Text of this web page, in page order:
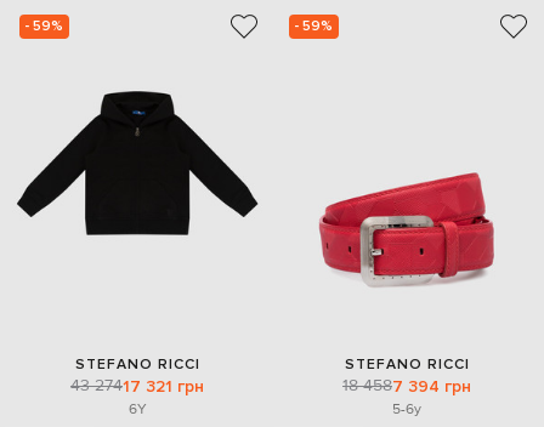
- 59%
STEFANO RICCI
43 27417 321 грн
6Y
- 59%
STEFANO RICCI
18 4587 394 грн
5-6y